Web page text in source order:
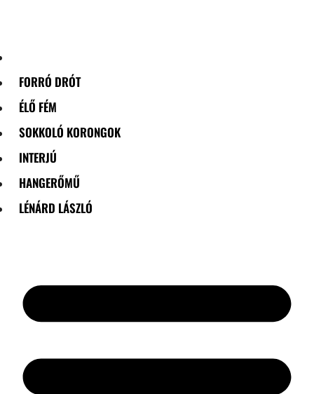
FORRÓ DRÓT
ÉLŐ FÉM
SOKKOLÓ KORONGOK
INTERJÚ
HANGERŐMŰ
LÉNÁRD LÁSZLÓ